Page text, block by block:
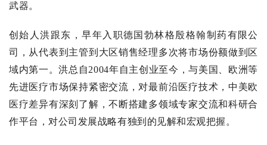
武器。
创始人洪跟东，早年入职德国勃林格殷格翰制药有限公
司，从代表到主管到大区销售经理多次将市场份额做到区
域内第一。洪总自2004年自主创业至今，与美国、欧洲等
先进医疗市场保持紧密交流，对最前沿医疗技术，中美欧
医疗差异有深刻了解，不断搭建多领域专家交流和科研合
作平台，对公司发展战略有独到的见解和宏观把握。